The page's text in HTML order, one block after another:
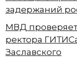
задержаний
МВД
ректора
Заславского